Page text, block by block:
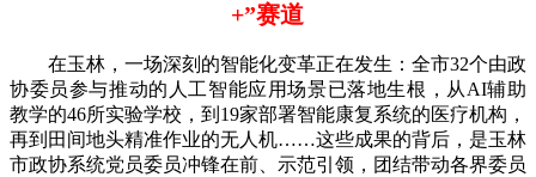
+”赛道
在玉林，一场深刻的智能化变革正在发生：全市32个由政
协委员参与推动的人工智能应用场景已落地生根，从AI辅助
教学的46所实验学校，到19家部署智能康复系统的医疗机构，
再到田间地头精准作业的无人机……这些成果的背后，是玉林
市政协系统党员委员冲锋在前、示范引领，团结带动各界委员